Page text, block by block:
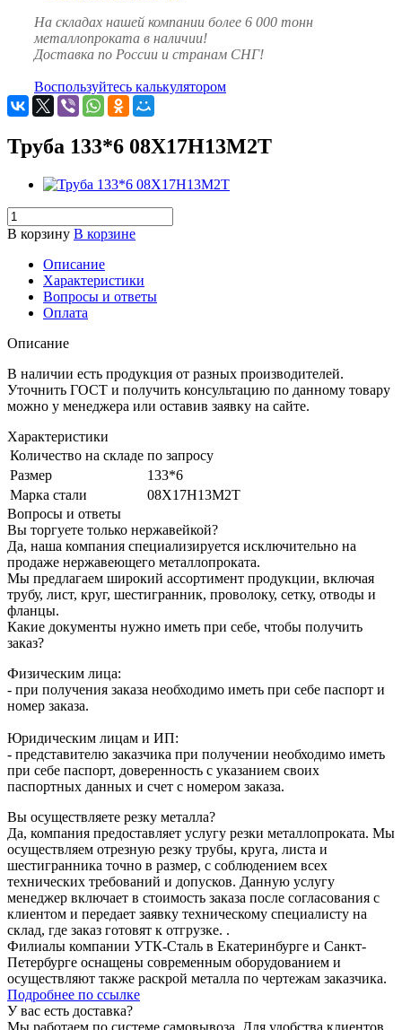
На складах нашей компании более 6 000 тонн
металлопроката в наличии!
Доставка по России и странам СНГ!
Воспользуйтесь калькулятором
Труба 133*6 08Х17Н13М2Т
В корзину В корзине
Описание
Характеристики
Вопросы и ответы
Оплата
Описание
В наличии есть продукция от разных производителей.
Уточнить ГОСТ и получить консультацию по данному товару
можно у менеджера или оставив заявку на сайте.
Характеристики
Количество на складе по запросу
Размер
133*6
Марка стали
08Х17Н13М2Т
Вопросы и ответы
Вы торгуете только нержавейкой?
Да, наша компания специализируется исключительно на
продаже нержавеющего металлопроката.
Мы предлагаем широкий ассортимент продукции, включая
трубу, лист, круг, шестигранник, проволоку, сетку, отводы и
фланцы.
Какие документы нужно иметь при себе, чтобы получить
заказ?
Физическим лица:
- при получения заказа необходимо иметь при себе паспорт и
номер заказа.
Юридическим лицам и ИП:
- представителю заказчика при получении необходимо иметь
при себе паспорт, доверенность с указанием своих
паспортных данных и счет с номером заказа.
Вы осуществляете резку металла?
Да, компания предоставляет услугу резки металлопроката. Мы
осуществляем отрезную резку трубы, круга, листа и
шестигранника точно в размер, с соблюдением всех
технических требований и допусков. Данную услугу
менеджер включает в стоимость заказа после согласования с
клиентом и передает заявку техническому специалисту на
склад, где заказ готовят к отгрузке. .
Филиалы компании УТК-Сталь в Екатеринбурге и Санкт-
Петербурге оснащены современным оборудованием и
осуществляют также раскрой металла по чертежам заказчика.
Подробнее по ссылке
У вас есть доставка?
Мы работаем по системе самовывоза. Для удобства клиентов